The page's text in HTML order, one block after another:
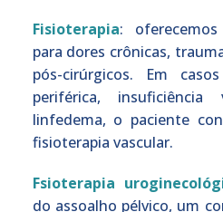
Fisioterapia:
para dores crônicas,
pós-cirúrgicos. Em
periférica,
linfedema, o paciente
fisioterapia vascular.
Fsioterapia
do assoalho pélvico, um